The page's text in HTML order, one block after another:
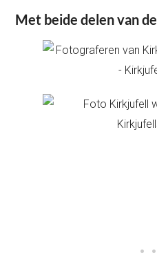
Met beide delen van